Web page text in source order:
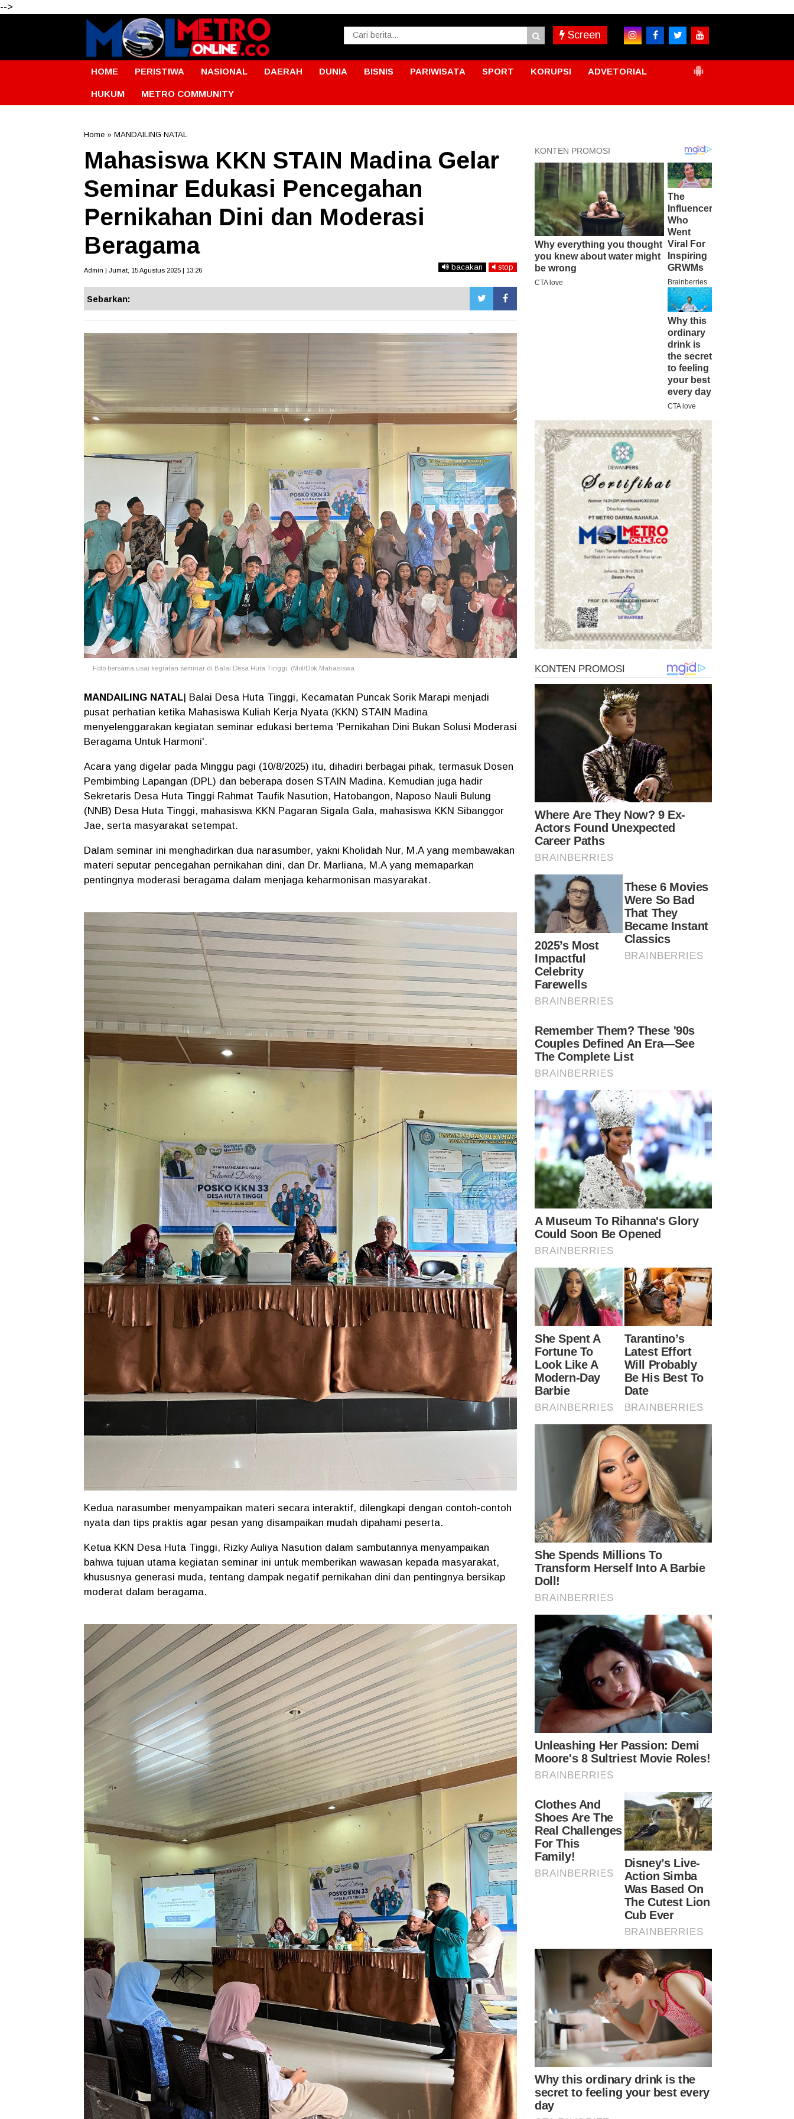
-->
Screen
HOME PERISTIWA NASIONAL DAERAH DUNIA BISNIS PARIWISATA SPORT KORUPSI ADVETORIAL
HUKUM METRO COMMUNITY
Home » MANDAILING NATAL
Mahasiswa KKN STAIN Madina Gelar
Seminar Edukasi Pencegahan
Pernikahan Dini dan Moderasi
Beragama
Admin | Jumat, 15 Agustus 2025 | 13:26 bacakan stop
Sebarkan:
Foto bersama usai kegiatan seminar di Balai Desa Huta Tinggi. (Mol/Dok Mahasiswa
MANDAILING NATAL | Balai Desa Huta Tinggi, Kecamatan Puncak Sorik Marapi menjadi
pusat perhatian ketika Mahasiswa Kuliah Kerja Nyata (KKN) STAIN Madina
menyelenggarakan kegiatan seminar edukasi bertema 'Pernikahan Dini Bukan Solusi Moderasi
Beragama Untuk Harmoni'.
Acara yang digelar pada Minggu pagi (10/8/2025) itu, dihadiri berbagai pihak, termasuk Dosen
Pembimbing Lapangan (DPL) dan beberapa dosen STAIN Madina. Kemudian juga hadir
Sekretaris Desa Huta Tinggi Rahmat Taufik Nasution, Hatobangon, Naposo Nauli Bulung
(NNB) Desa Huta Tinggi, mahasiswa KKN Pagaran Sigala Gala, mahasiswa KKN Sibanggor
Jae, serta masyarakat setempat.
Dalam seminar ini menghadirkan dua narasumber, yakni Kholidah Nur, M.A yang membawakan
materi seputar pencegahan pernikahan dini, dan Dr. Marliana, M.A yang memaparkan
pentingnya moderasi beragama dalam menjaga keharmonisan masyarakat.
Kedua narasumber menyampaikan materi secara interaktif, dilengkapi dengan contoh-contoh
nyata dan tips praktis agar pesan yang disampaikan mudah dipahami peserta.
Ketua KKN Desa Huta Tinggi, Rizky Auliya Nasution dalam sambutannya menyampaikan
bahwa tujuan utama kegiatan seminar ini untuk memberikan wawasan kepada masyarakat,
khususnya generasi muda, tentang dampak negatif pernikahan dini dan pentingnya bersikap
moderat dalam beragama.